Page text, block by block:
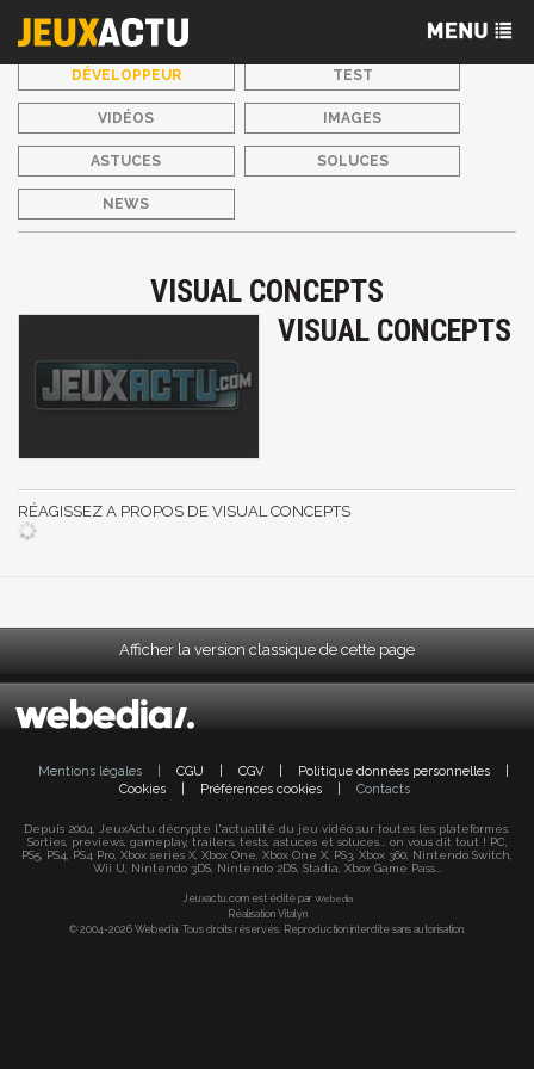
DÉVELOPPEUR TEST
VIDÉOS IMAGES
ASTUCES SOLUCES
NEWS
VISUAL CONCEPTS
VISUAL CONCEPTS
RÉAGISSEZ A PROPOS DE VISUAL CONCEPTS
Afficher la version classique de cette page
Mentions légales CGU CGV Politique données personnelles
Cookies
Préférences cookies Contacts
Depuis 2004, JeuxActu décrypte l'actualité du jeu vidéo sur toutes les plateformes.
Sorties, previews, gameplay, trailers, tests, astuces et soluces... on vous dit tout ! PC,
PS5, PS4, PS4 Pro, Xbox series X, Xbox One, Xbox One X, PS3, Xbox 360, Nintendo Switch,
Wii U, Nintendo 3DS, Nintendo 2DS, Stadia, Xbox Game Pass...
Jeuxactu.com est édité par Webedia
Réalisation Vitalyn
© 2004-2026 Webedia. Tous droits réservés. Reproduction interdite sans autorisation.